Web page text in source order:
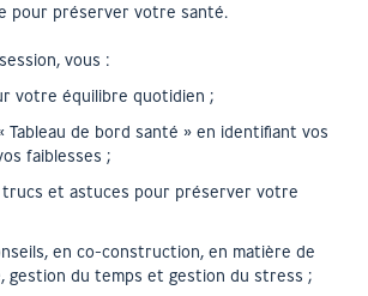
pour préserver votre santé.
vous :
votre équilibre quotidien ;
Tableau de bord santé » en identifiant vos
faiblesses ;
trucs et astuces pour préserver votre
en co-construction, en matière de
gestion du temps et gestion du stress ;